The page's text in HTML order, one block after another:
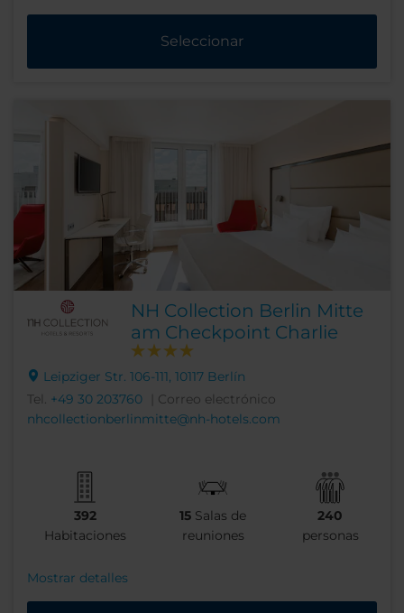
Seleccionar
NH Collection Berlin Mitte
am Checkpoint Charlie
Leipziger Str. 106-111, 10117 Berlín
Tel. +49 30 203760
| Correo electrónico
nhcollectionberlinmitte@nh-hotels.com
392
Habitaciones
15 Salas de
reuniones
240
personas
Mostrar detalles